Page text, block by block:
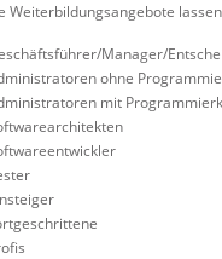
Weiterbildungsangebote
Manager/
ohne
mit